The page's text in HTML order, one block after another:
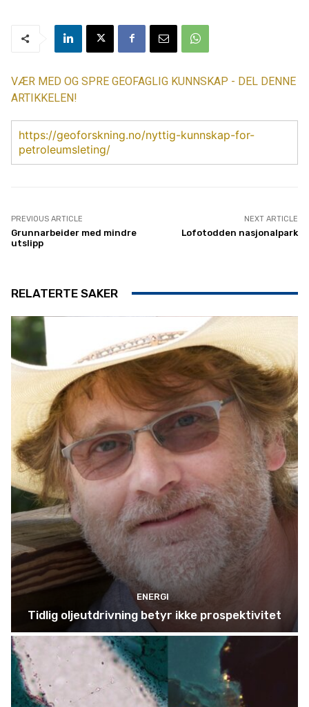
VÆR MED OG SPRE GEOFAGLIG KUNNSKAP - DEL DENNE
ARTIKKELEN!
https://geoforskning.no/nyttig-kunnskap-for-
petroleumsleting/
PREVIOUS ARTICLE
Grunnarbeider med mindre
utslipp
NEXT ARTICLE
Lofotodden nasjonalpark
RELATERTE SAKER
ENERGI
Tidlig oljeutdrivning betyr ikke prospektivitet